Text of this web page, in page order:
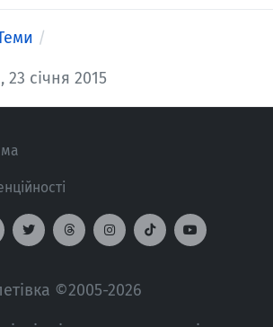
січня 2015
©2005-2026